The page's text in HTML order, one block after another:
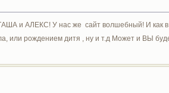
и АЛЕКС! У нас же сайт волшебный! И как в
или рождением дитя , ну и т.д Может и ВЫ